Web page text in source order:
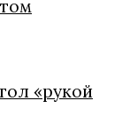
«рукой